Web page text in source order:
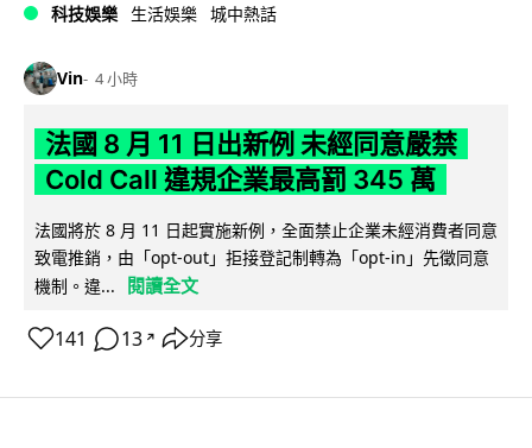
科技娛樂 生活娛樂 城中熱話
Vin 4 小時
法國 8 月 11 日出新例 未經同意嚴禁
Cold Call 違規企業最高罰 345 萬
法國將於 8 月 11 日起實施新例，全面禁止企業未經消費者同意
致電推銷，由「opt-out」拒接登記制轉為「opt-in」先徵同意
機制。違...
閱讀全文
141 13 ↗ 分享